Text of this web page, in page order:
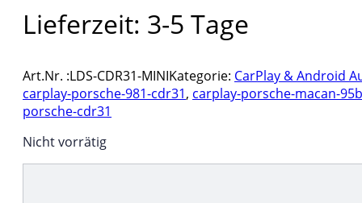
Lieferzeit: 3-5 Tage
Art.Nr. :LDS-CDR31-MINIKategorie: CarPlay & Android
carplay-porsche-981-cdr31, carplay-porsche-macan-95b
porsche-cdr31
Nicht vorrätig